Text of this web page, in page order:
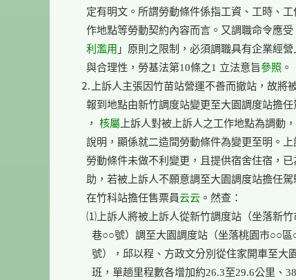
定有明文。所謂勞動條件係指工資、工時、
作地點等勞動契約內容而言。又調職命令應
      利濫用
」原則之限制，必須調職具有企業經
      與合理性，勞基法第10條之1 立法意旨
參照 。
⒉上訴人主張因竹苗站營運不善而撤站，故將
報到地點由新竹調度站變更至大園調度站擔
      ，
核屬 上訴人對被上訴人之工作地點為調動，
說明，顯係就二造間勞動條件為變更至明。
勞動條件未做不利變更，且提供宿舍住宿，
助，若被上訴人不願意調至大園調度站擔任
      在竹科站擔任售票員
云云。然查：
⑴上訴人將被上訴人從新竹調度站（坐落新
巷○○號）調至大園調度站（坐落桃園市○○
號），邱以程、方政文分別從住家開車至大
班，單趟里程數各增加約26.3至29.6公里、